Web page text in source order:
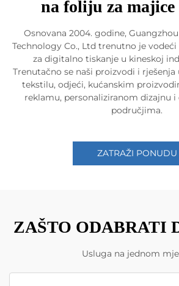
na foliju za
Osnovana 2004. godine,
Technology Co., Ltd trenutno je
za digitalno tiskanje u kineskoj
Trenutačno se naši proizvodi i
tekstilu, odjeći, kućanskim
reklamu, personaliziranom dizajnu
područjima.
ZATRAŽI PONUDU
ZAŠTO ODABRATI
Usluga na jednom